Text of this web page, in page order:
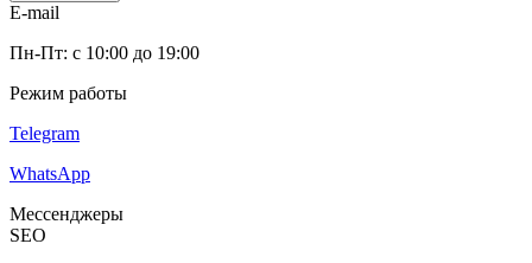
E-mail
Пн-Пт: с 10:00 до 19:00
Режим работы
Telegram
WhatsApp
Мессенджеры
SEO